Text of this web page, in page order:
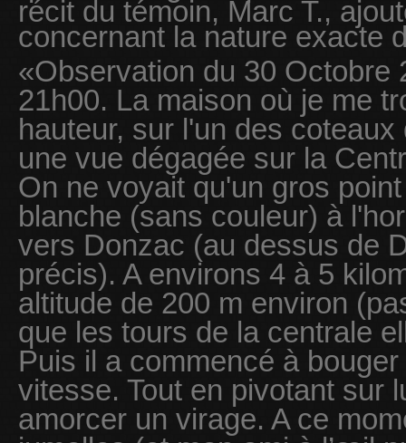
récit du témoin, Marc T.,
concernant la nature exacte
«Observation du 30 Octobre
21h00. La maison où je me
hauteur, sur l'un des
une vue dégagée sur la
On ne voyait qu'un gros
blanche (sans couleur) à
vers Donzac (au dessus de
précis). A environs 4 à 5
altitude de 200 m environ
que les tours de la centrale
Puis il a commencé à
vitesse. Tout en pivotant sur
amorcer un virage. A ce